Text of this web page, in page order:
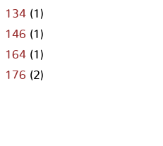
134 (1)
146 (1)
164 (1)
176 (2)